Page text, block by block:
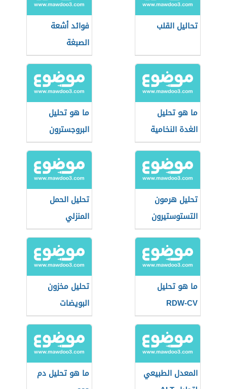
تحاليل القلب
فوائد أشعة
الصبغة
ما هو تحليل
الغدة النخامية
ما هو تحليل
البروجسترون
تحليل هرمون
التستوستيرون
تحليل الحمل
المنزلي
ما هو تحليل
RDW-CV
تحليل مخزون
البويضات
المعدل الطبيعي
ما هو تحليل دم